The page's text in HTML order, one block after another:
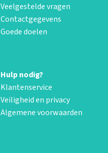
Veelgestelde vragen
Contactgegevens
Goede doelen
Hulp nodig?
Klantenservice
Veiligheid en privacy
Algemene voorwaarden